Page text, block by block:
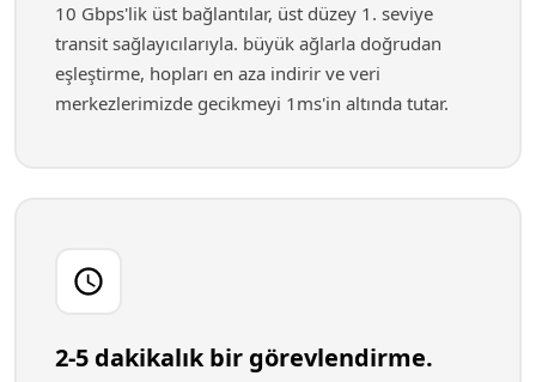
10 Gbps'lik üst bağlantılar, üst düzey 1. seviye
transit sağlayıcılarıyla. büyük ağlarla doğrudan
eşleştirme, hopları en aza indirir ve veri
merkezlerimizde gecikmeyi 1ms'in altında tutar.
2-5 dakikalık bir görevlendirme.